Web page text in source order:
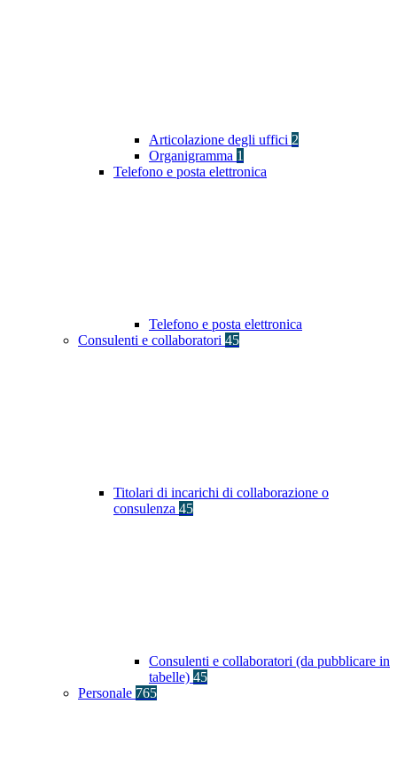
Articolazione degli uffici 2
Organigramma 1
Telefono e posta elettronica
Telefono e posta elettronica
Consulenti e collaboratori 45
Titolari di incarichi di collaborazione o
consulenza 45
Consulenti e collaboratori (da pubblicare in
tabelle) 45
Personale 765